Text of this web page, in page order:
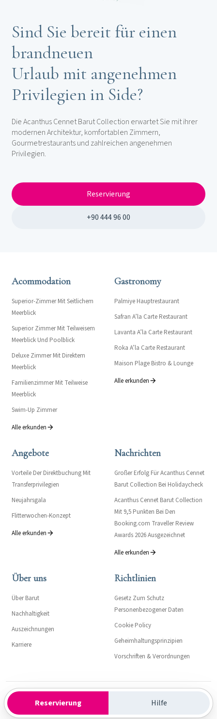
Sind Sie bereit für einen
brandneuen
Urlaub mit angenehmen
Privilegien in Side?
Die Acanthus Cennet Barut Collection erwartet Sie mit ihrer
modernen Architektur, komfortablen Zimmern,
Gourmetrestaurants und zahlreichen angenehmen
Privilegien.
Reservierung
+90 444 96 00
Acommodation
Superior-Zimmer Mit Seitlichem
Meerblick
Superior Zimmer Mit Teilweisem
Meerblick Und Poolblick
Deluxe Zimmer Mit Direktem
Meerblick
Familienzimmer Mit Teilweise
Meerblick
Swim-Up Zimmer
Alle erkunden
Gastronomy
Palmiye Hauptrestaurant
Safran A’la Carte Restaurant
Lavanta A’la Carte Restaurant
Roka A’la Carte Restaurant
Maison Plage Bistro & Lounge
Alle erkunden
Angebote
Vorteile Der Direktbuchung Mit
Transferprivilegien
Neujahrsgala
Flitterwochen-Konzept
Alle erkunden
Nachrichten
Großer Erfolg Für Acanthus Cennet
Barut Collection Bei Holidaycheck
Acanthus Cennet Barut Collection
Mit 9,5 Punkten Bei Den
Booking.com Traveller Review
Awards 2026 Ausgezeichnet
Alle erkunden
Über uns
Über Barut
Nachhaltigkeit
Auszeichnungen
Karriere
Richtlinien
Gesetz Zum Schutz
Personenbezogener Daten
Cookie Policy
Geheimhaltungsprinzipien
Vorschriften & Verordnungen
Kültür ve Turizm Bakanlığı- Turizm İşletme Belgesi: 558
© 2026 Acanthus Cennet Barut Collection
Reservierung Hilfe